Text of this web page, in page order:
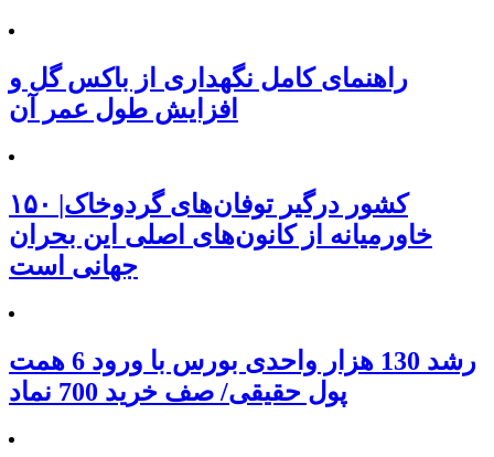
راهنمای کامل نگهداری از باکس گل و
افزایش طول عمر آن
۱۵۰ کشور درگیر توفان‌های گردوخاک|
خاورمیانه از کانون‌های اصلی این بحران
جهانی است
رشد 130 هزار واحدی بورس با ورود 6 همت
پول حقیقی/ صف خرید 700 نماد